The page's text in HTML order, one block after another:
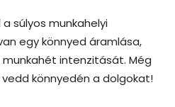
súlyos munkahelyi
egy könnyed áramlása,
intenzitását. Még
könnyedén a dolgokat!